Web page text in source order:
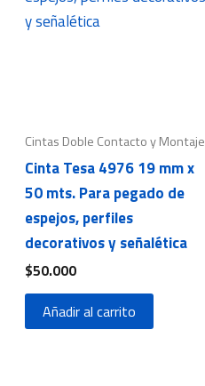
Cintas Doble Contacto y Montaje
Cinta Tesa 4976 19 mm x
50 mts. Para pegado de
espejos, perfiles
decorativos y señalética
$50.000
Añadir al carrito